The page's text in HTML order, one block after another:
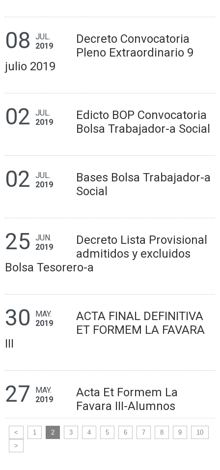
08
JUL.
2019
Decreto Convocatoria
Pleno Extraordinario 9
julio 2019
02
JUL.
2019
Edicto BOP Convocatoria
Bolsa Trabajador-a Social
02
JUL.
2019
Bases Bolsa Trabajador-a
Social
25
JUN.
2019
Decreto Lista Provisional
admitidos y excluidos
Bolsa Tesorero-a
30
MAY.
2019
ACTA FINAL DEFINITIVA
ET FORMEM LA FAVARA
III
27
MAY.
2019
Acta Et Formem La
Favara III-Alumnos
< 1 2 3 4 5 6 7 8 9
10
>